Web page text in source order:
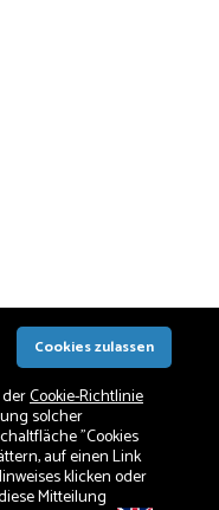
von ServMask Inc.
Foundation.
Cookies zulassen
Cookie-Richtlinie
solcher
"Cookies
auf einen Link
klicken oder
Mitteilung